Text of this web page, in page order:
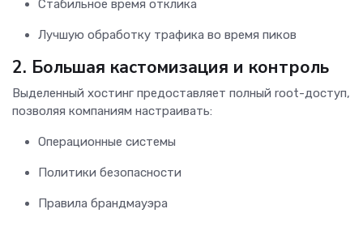
Стабильное время отклика
Лучшую обработку трафика во время пиков
2. Большая кастомизация и контроль
Выделенный хостинг предоставляет полный root-доступ,
позволяя компаниям настраивать:
Операционные системы
Политики безопасности
Правила брандмауэра